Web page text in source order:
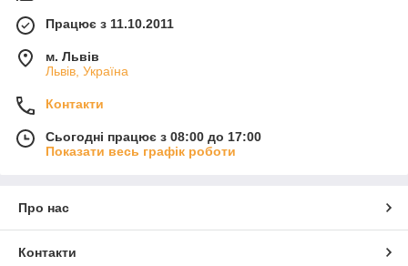
Працює з 11.10.2011
м. Львів
Львів, Україна
Контакти
Сьогодні працює з 08:00 до 17:00
Показати весь графік роботи
Про нас
Контакти